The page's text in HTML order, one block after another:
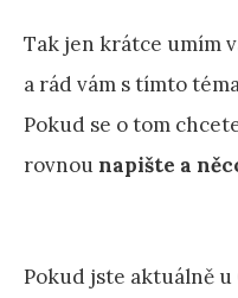
Tak jen krátce umím
a rád vám s tímto
Pokud se o tom
rovnounapište a
Pokud jste aktuálně u